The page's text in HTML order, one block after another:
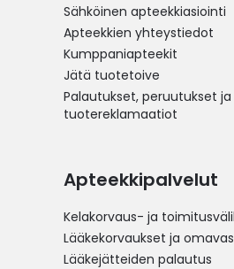
Sähköinen apteekkiasiointi
Apteekkien yhteystiedot
Kumppaniapteekit
Jätä tuotetoive
Palautukset, peruutukset ja
tuotereklamaatiot
Apteekkipalvelut
Kelakorvaus- ja
Lääkekorvaukset ja
Lääkejätteiden palautus